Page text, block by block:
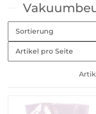
Sortierung
Artikel pro Seite